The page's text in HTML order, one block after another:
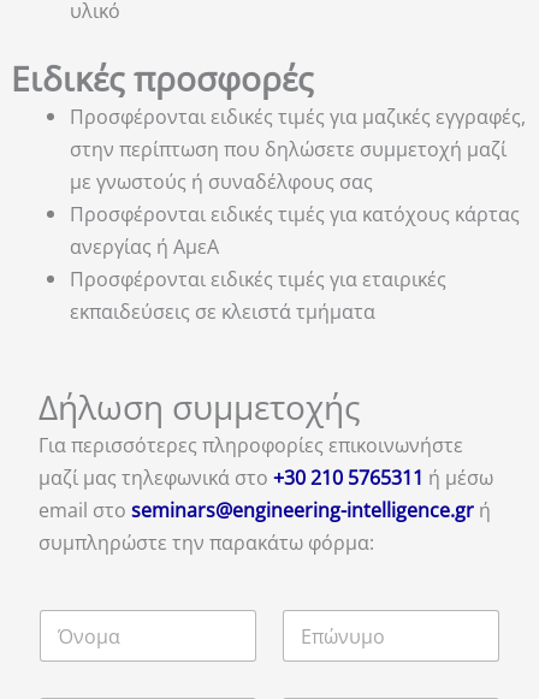
υλικό
Ειδικές προσφορές
Προσφέρονται ειδικές τιμές για μαζικές εγγραφές,
στην περίπτωση που δηλώσετε συμμετοχή μαζί
με γνωστούς ή συναδέλφους σας
Προσφέρονται ειδικές τιμές για κατόχους κάρτας
ανεργίας ή ΑμεΑ
Προσφέρονται ειδικές τιμές για εταιρικές
εκπαιδεύσεις σε κλειστά τμήματα
Δήλωση συμμετοχής
Για περισσότερες πληροφορίες επικοινωνήστε
μαζί μας τηλεφωνικά στο +30 210 5765311 ή μέσω
email στο seminars@engineering-intelligence.grή
συμπληρώστε την παρακάτω φόρμα: